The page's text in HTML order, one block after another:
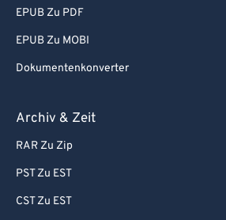
EPUB Zu PDF
EPUB Zu MOBI
Dokumentenkonverter
Archiv & Zeit
RAR Zu Zip
PST Zu EST
CST Zu EST